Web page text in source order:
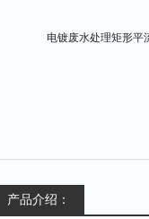
产品介绍：